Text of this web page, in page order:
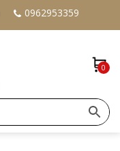
0962953359
0